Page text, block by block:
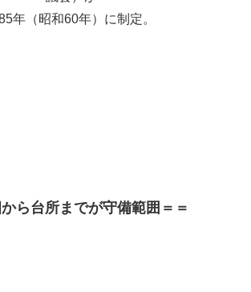
年（昭和60年）に制定。
から台所までが守備範囲＝＝